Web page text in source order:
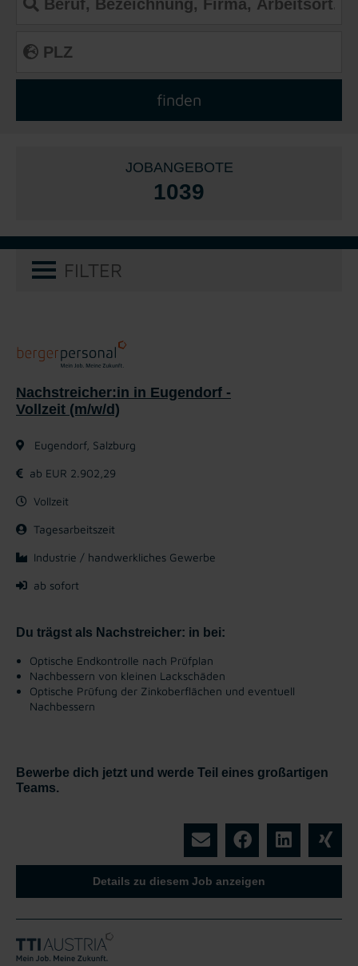
JOBANGEBOTE
1039
FILTER
Nachstreicher:in in Eugendorf -
Vollzeit (m/w/d)
Eugendorf, Salzburg
ab EUR 2.902,29
Vollzeit
Tagesarbeitszeit
Industrie / handwerkliches Gewerbe
ab sofort
Du trägst als Nachstreicher: in bei:
Optische Endkontrolle nach Prüfplan
Nachbessern von kleinen Lackschäden
Optische Prüfung der Zinkoberflächen und eventuell
Nachbessern
Bewerbe dich jetzt und werde Teil eines großartigen
Teams.
Details zu diesem Job anzeigen